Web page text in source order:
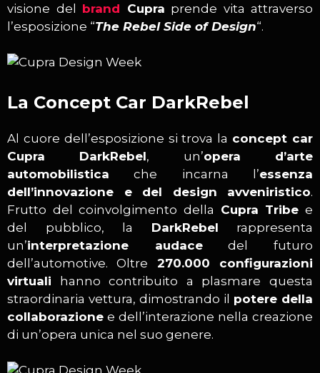
visione del brand Cupra prende vita attraverso
l’esposizione “The Rebel Side of Design“.
La Concept Car DarkRebel
Al cuore dell’esposizione si trova la concept car
Cupra DarkRebel, un’opera d’arte
automobilistica che incarna l’essenza
dell’innovazione e del design avveniristico.
Frutto del coinvolgimento della Cupra Tribe e
del pubblico, la DarkRebel rappresenta
un’interpretazione audacedel futuro
dell’automotive. Oltre 270.000 configurazioni
virtuali hanno contribuito a plasmare questa
straordinaria vettura, dimostrando il potere della
collaborazione e dell’interazione nella creazione
di un’opera unica nel suo genere.